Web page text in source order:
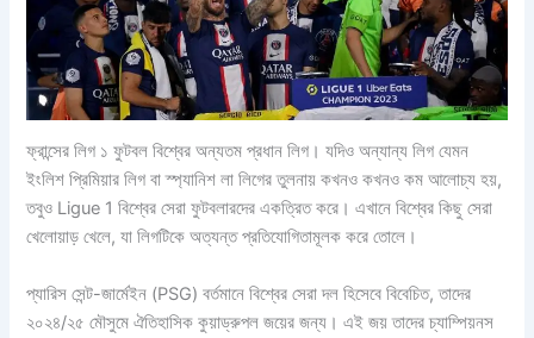
ফ্রান্সের লিগ ১ ফুটবল বিশ্বের অন্যতম প্রধান লিগ। যদিও অন্যান্য লিগ যেমন
ইংলিশ প্রিমিয়ার লিগ বা স্প্যানিশ লা লিগের তুলনায় কখনও কখনও কম আলোচ্য হয়,
তবুও Ligue 1 বিশ্বের সেরা ফুটবলারদের একত্রিত করে। এখানে বিশ্বের কিছু সেরা
খেলোয়াড় খেলে, যা লিগটিকে অত্যন্ত প্রতিযোগিতামূলক করে তোলে।
প্যারিস সেন্ট-জার্মেইন (PSG) বর্তমানে বিশ্বের সেরা দল হিসেবে বিবেচিত, তাদের
২০২৪/২৫ মৌসুমে ঐতিহাসিক কুয়াড্রুপল জয়ের জন্য। এই জয় তাদের চ্যাম্পিয়নস